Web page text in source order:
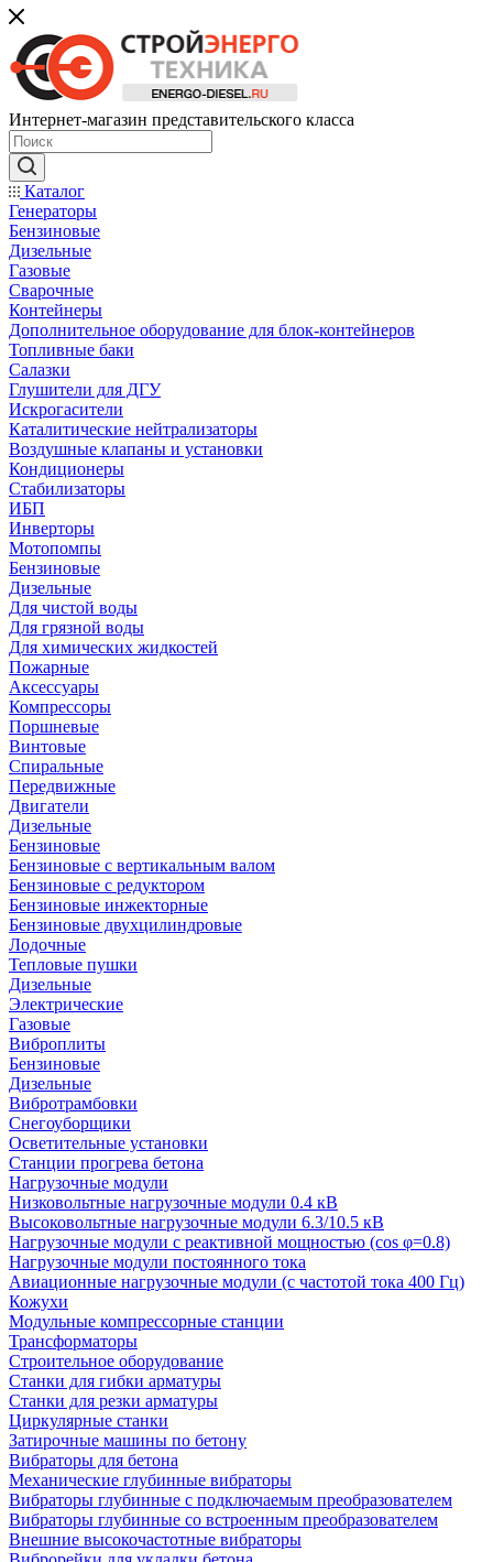
Интернет-магазин представительского класса
Каталог
Генераторы
Бензиновые
Дизельные
Газовые
Сварочные
Контейнеры
Дополнительное оборудование для блок-контейнеров
Топливные баки
Салазки
Глушители для ДГУ
Искрогасители
Каталитические нейтрализаторы
Воздушные клапаны и установки
Кондиционеры
Стабилизаторы
ИБП
Инверторы
Мотопомпы
Бензиновые
Дизельные
Для чистой воды
Для грязной воды
Для химических жидкостей
Пожарные
Аксессуары
Компрессоры
Поршневые
Винтовые
Спиральные
Передвижные
Двигатели
Дизельные
Бензиновые
Бензиновые с вертикальным валом
Бензиновые с редуктором
Бензиновые инжекторные
Бензиновые двухцилиндровые
Лодочные
Тепловые пушки
Дизельные
Электрические
Газовые
Виброплиты
Бензиновые
Дизельные
Вибротрамбовки
Снегоуборщики
Осветительные установки
Станции прогрева бетона
Нагрузочные модули
Низковольтные нагрузочные модули 0.4 кВ
Высоковольтные нагрузочные модули 6.3/10.5 кВ
Нагрузочные модули с реактивной мощностью (cos φ=0.8)
Нагрузочные модули постоянного тока
Авиационные нагрузочные модули (с частотой тока 400 Гц)
Кожухи
Модульные компрессорные станции
Трансформаторы
Строительное оборудование
Станки для гибки арматуры
Станки для резки арматуры
Циркулярные станки
Затирочные машины по бетону
Вибраторы для бетона
Механические глубинные вибраторы
Вибраторы глубинные с подключаемым преобразователем
Вибраторы глубинные со встроенным преобразователем
Внешние высокочастотные вибраторы